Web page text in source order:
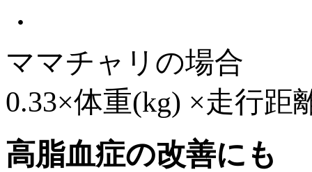
・
ママチャリの場合
0.33×体重(kg) ×走行距
高脂血症の改善にも